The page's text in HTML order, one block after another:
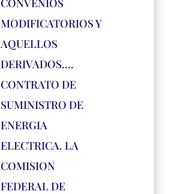
CONVENIOS
MODIFICATORIOS Y
AQUELLOS
DERIVADOS….
CONTRATO DE
SUMINISTRO DE
ENERGIA
ELECTRICA. LA
COMISION
FEDERAL DE